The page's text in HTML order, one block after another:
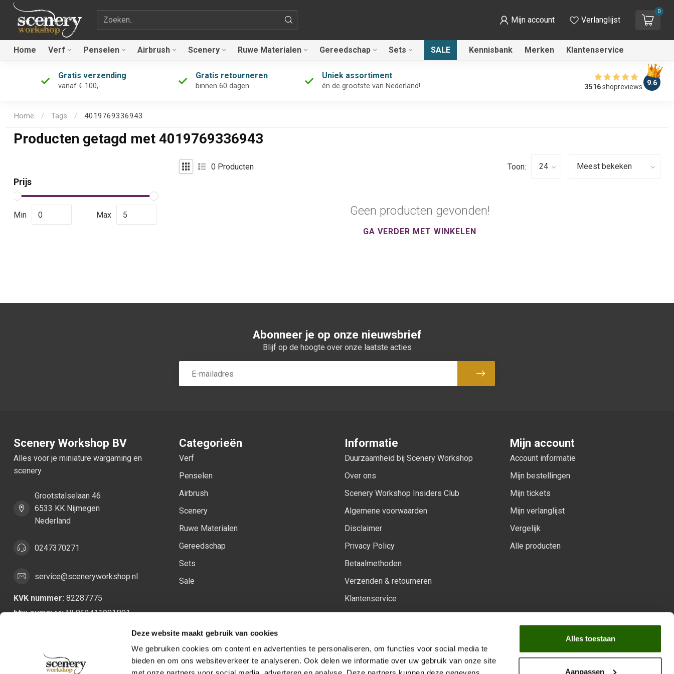
Deze website maakt gebruik van cookies
We gebruiken cookies om content en advertenties te personaliseren, om functies voor social media te
bieden en om ons websiteverkeer te analyseren. Ook delen we informatie over uw gebruik van onze site
Alles toestaan
Aanpassen
Zoekterm Mijn account Verlanglijst
0
Home Verf Penselen Airbrush Scenery Ruwe Materialen Gereedschap Sets SALE Kennisbank Merken Klantenservice
Gratis verzending
vanaf € 100,-
Gratis retourneren
binnen 60 dagen
Uniek assortiment
én de grootste van Nederland! 3516shopreviews 9.6
Home / Tags / 4019769336943
Producten getagd met 4019769336943
Prijs
Min Max
0 Producten Toon:
Geen producten gevonden!
GA VERDER MET WINKELEN
Abonneer je op onze nieuwsbrief
Blijf op de hoogte over onze laatste acties
Abonneer
Scenery Workshop BV
Alles voor je miniature wargaming en
scenery
Grootstalselaan 46
6533 KK Nijmegen
Nederland
0247370271
service@sceneryworkshop.nl
KVK nummer: 82287775
btw-nummer:NL862411981B01
Categorieën
Verf
Penselen
Airbrush
Scenery
Ruwe Materialen
Gereedschap
Sets
Sale
Informatie
Duurzaamheid bij Scenery Workshop
Over ons
Scenery Workshop Insiders Club
Algemene voorwaarden
Disclaimer
Privacy Policy
Betaalmethoden
Verzenden & retourneren
Klantenservice
Mijn account
Account informatie
Mijn bestellingen
Mijn tickets
Mijn verlanglijst
Vergelijk
Alle producten